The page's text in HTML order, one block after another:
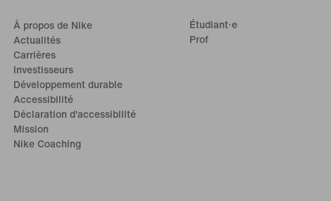
À propos de Nike
Actualités
Carrières
Investisseurs
Développement durable
Accessibilité
Déclaration d'accessibilité
Mission
Nike Coaching
Étudiant·e
Prof